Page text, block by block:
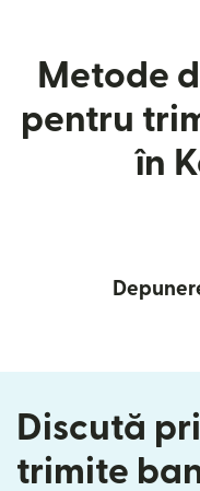
Metode
pentru
în
Discută
trimite